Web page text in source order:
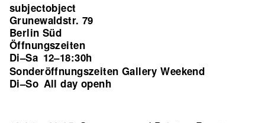
subjectobject
Grunewaldstr. 79
Berlin Süd
Öffnungszeiten
Di–Sa 12–18:30h
Sonderöffnungszeiten Gallery Weekend
Di–So All day openh